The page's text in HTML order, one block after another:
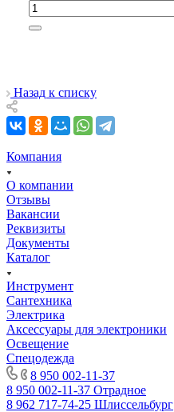
Назад к списку
Компания
О компании
Отзывы
Вакансии
Реквизиты
Документы
Каталог
Инструмент
Сантехника
Электрика
Аксессуары для электроники
Освещение
Спецодежда
8 950 002-11-37
8 950 002-11-37 Отрадное
8 962 717-74-25 Шлиссельбург